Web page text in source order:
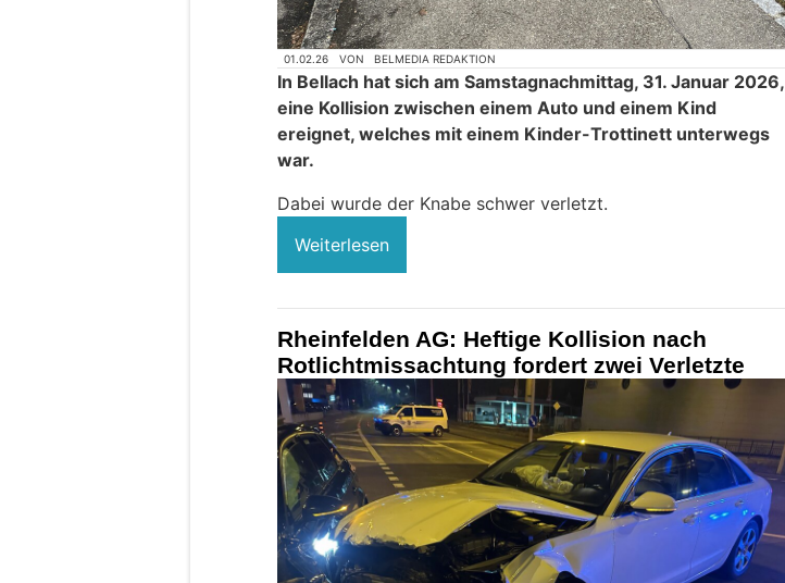
01.02.26 VON BELMEDIA REDAKTION
In Bellach hat sich am Samstagnachmittag, 31. Januar 2026,
eine Kollision zwischen einem Auto und einem Kind
ereignet, welches mit einem Kinder-Trottinett unterwegs
war.
Dabei wurde der Knabe schwer verletzt.
Weiterlesen
Rheinfelden AG: Heftige Kollision nach
Rotlichtmissachtung fordert zwei Verletzte